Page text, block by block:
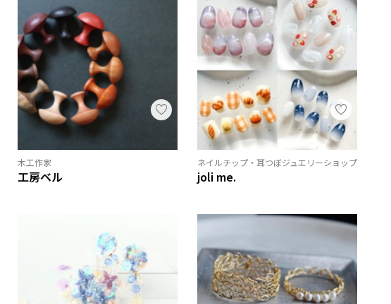
木工作家
工房ベル
ネイルチップ・耳つぼジュエリーショップ
joli me.